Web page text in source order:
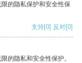
的隐私保护和安全性保
支持[0] 反对[0]
的隐私和安全性保护。